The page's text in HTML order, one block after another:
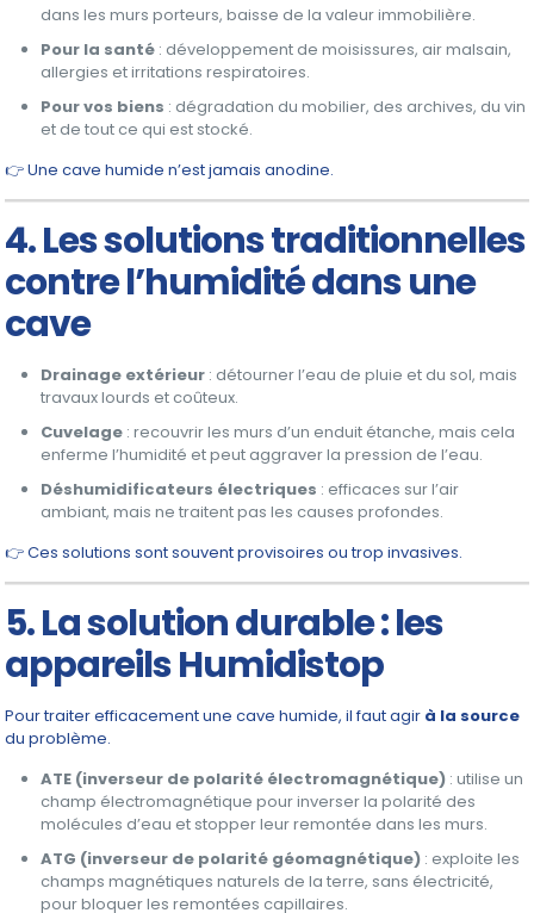
dans les murs porteurs, baisse de la valeur immobilière.
Pour la santé : développement de moisissures, air malsain,
allergies et irritations respiratoires.
Pour vos biens : dégradation du mobilier, des archives, du vin
et de tout ce qui est stocké.
👉 Une cave humide n’est jamais anodine.
4. Les solutions traditionnelles
contre l’humidité dans une
cave
Drainage extérieur : détourner l’eau de pluie et du sol, mais
travaux lourds et coûteux.
Cuvelage : recouvrir les murs d’un enduit étanche, mais cela
enferme l’humidité et peut aggraver la pression de l’eau.
Déshumidificateurs électriques : efficaces sur l’air
ambiant, mais ne traitent pas les causes profondes.
👉 Ces solutions sont souvent provisoires ou trop invasives.
5. La solution durable : les
appareils Humidistop
Pour traiter efficacement une cave humide, il faut agir à la source
du problème.
ATE (inverseur de polarité électromagnétique) : utilise un
champ électromagnétique pour inverser la polarité des
molécules d’eau et stopper leur remontée dans les murs.
ATG (inverseur de polarité géomagnétique) : exploite les
champs magnétiques naturels de la terre, sans électricité,
pour bloquer les remontées capillaires.